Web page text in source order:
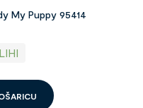
My Puppy 95414